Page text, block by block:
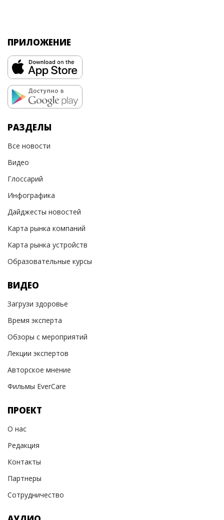
ПРИЛОЖЕНИЕ
РАЗДЕЛЫ
Все новости
Видео
Глоссарий
Инфографика
Дайджесты новостей
Карта рынка компаний
Карта рынка устройств
Образовательные курсы
ВИДЕО
Загрузи здоровье
Время эксперта
Обзоры с мероприятий
Лекции экспертов
Авторское мнение
Фильмы EverCare
ПРОЕКТ
О нас
Редакция
Контакты
Партнеры
Сотрудничество